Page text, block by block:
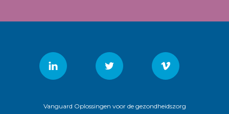
Vanguard Oplossingen voor de gezondheidszorg